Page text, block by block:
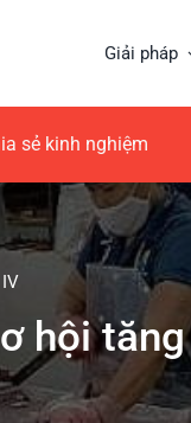
Giải pháp
sẻ kinh nghiệm
hội